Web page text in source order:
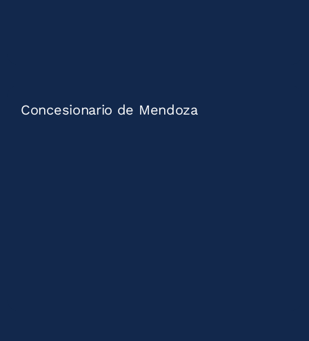
Concesionario de Mendoza